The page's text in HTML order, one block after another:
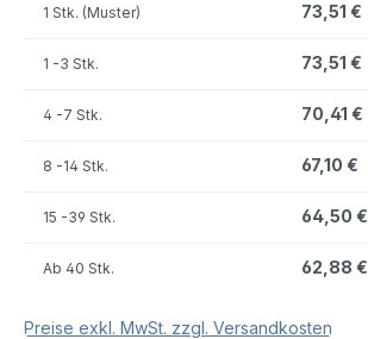
1 Stk. (Muster) 73,51 €
1 -3 Stk. 73,51 €
4 -7 Stk. 70,41 €
8 -14 Stk. 67,10 €
15 -39 Stk. 64,50 €
Ab 40 Stk. 62,88 €
Preise exkl. MwSt. zzgl. Versandkosten